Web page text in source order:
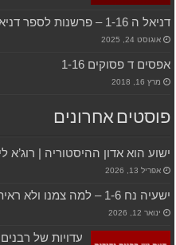
דניאל ה 1-16 – פרשנות לספר דניאל
אוגוסט 24, 2025
אפסים ד פסוקים 1-16
מרץ 16, 2018
פוסטים אחרונים
ישוע הוא אדון ההיסטוריה | רוג’א
אפריל 13, 2026
ישעיה נח 1-6 – למה צמנו ולא ראית? – האח מיכאל בנטלי
ינואר 12, 2026
עדויות של